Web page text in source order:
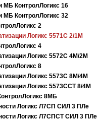
МБ КонтролЛогикс 16
МБ КонтролЛогикс 32
2
Логикс 5571С 2/1М
4
Логикс 5572С 4М/2М
8
Логикс 5573С 8М/4М
Логикс 5573ССТ 8/4М
8МБ
Логикс Л7СП СИЛ 3 ПЛе
Логикс Л7СПСТ СИЛ 3 ПЛе